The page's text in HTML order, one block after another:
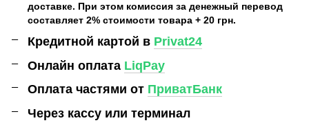
доставке. При этом комиссия за денежный перевод
составляет 2% стоимости товара + 20 грн.
Кредитной картой в Privat24
Онлайн оплата LiqPay
Оплата частями от ПриватБанк
Через кассу или терминал